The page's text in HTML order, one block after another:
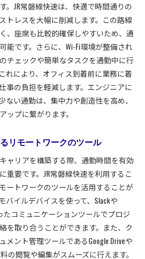
。JR常磐線快速は、快適で時間通りの
トレスを大幅に削減します。この路線
、座席も比較的確保しやすいため、通
能です。さらに、Wi-Fi環境が整備され
チェックや簡単なタスクを通勤中に行
れにより、オフィス到着前に業務に着
事の負担を軽減します。エンジニアに
ない通勤は、集中力や創造性を高め、
ップに繋がります。
リモートワークのツール
ャリアを構築する際、通勤時間を有効
重要です。JR常磐線快速を利用するこ
ートワークのツールを活用することが
バイルデバイスを使って、Slackや
たコミュニケーションツールでプロジ
を取り合うことができます。また、ク
メント管理ツールであるGoogle Driveや
の閲覧や編集がスムーズに行えます。